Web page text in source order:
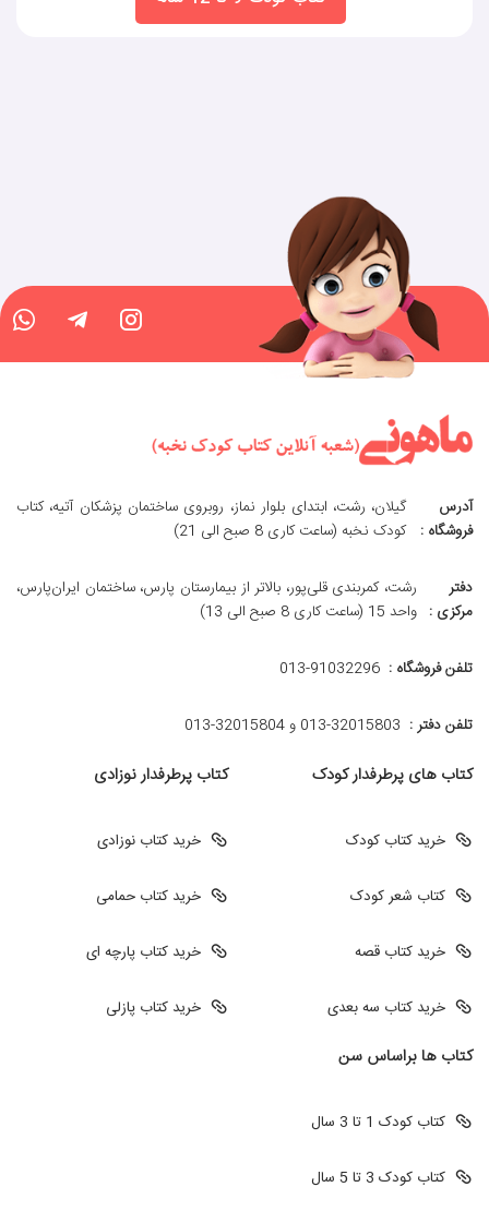
آدرس
فروشگاه :
گیلان، رشت، ابتدای بلوار نماز، روبروی ساختمان پزشکان آتیه، کتاب
کودک نخبه (ساعت کاری 8 صبح الی 21)
دفتر
مرکزی :
رشت، کمربندی قلی‌پور، بالاتر از بیمارستان پارس، ساختمان ایران‌پارس،
واحد 15 (ساعت کاری 8 صبح الی 13)
تلفن فروشگاه : 013-91032296
تلفن دفتر : 013-32015803 و 32015804-013
کتاب های پرطرفدار کودک
خرید کتاب کودک
کتاب شعر کودک
خرید کتاب قصه
خرید کتاب سه بعدی
کتاب پرطرفدار نوزادی
خرید کتاب نوزادی
خرید کتاب حمامی
خرید کتاب پارچه ای
خرید کتاب پازلی
کتاب ها براساس سن
کتاب کودک 1 تا 3 سال
کتاب کودک 3 تا 5 سال